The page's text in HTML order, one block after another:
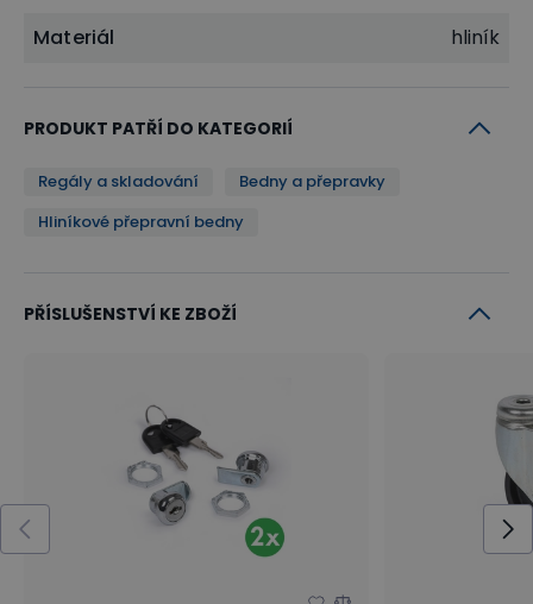
Materiál
hliník
PRODUKT PATŘÍ DO KATEGORIÍ
Regály a skladování
Bedny a přepravky
Hliníkové přepravní bedny
PŘÍSLUŠENSTVÍ KE ZBOŽÍ